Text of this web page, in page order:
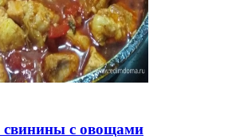
с овощами